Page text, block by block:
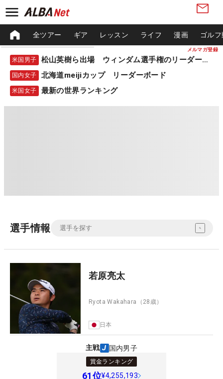
メルマガ登録
全ツアー ギア レッスン ライフ 漫画 ゴル
米国男子 松山英樹ら出場 ウィンダム選手権のリーダーボード
国内女子 北海道meijiカップ リーダーボード
米国女子 最新の世界ランキング
選手情報
若原亮太
Ryota Wakahara （28歳）
日本
主戦 国内男子
賞金ランキング
61位¥4,255,193